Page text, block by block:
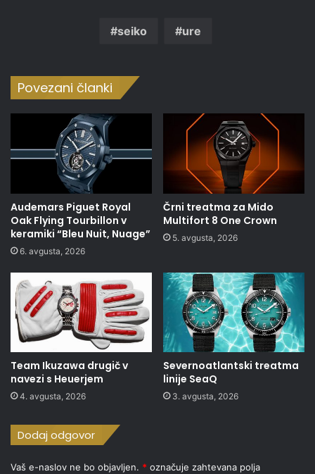
seiko ure
Povezani članki
Audemars Piguet Royal
Oak Flying Tourbillon v
keramiki “Bleu Nuit, Nuage”
6. avgusta, 2026
Črni treatma za Mido
Multifort 8 One Crown
5. avgusta, 2026
Team Ikuzawa drugič v
navezi s Heuerjem
4. avgusta, 2026
Severnoatlantski treatma
linije SeaQ
3. avgusta, 2026
Dodaj odgovor
Vaš e-naslov ne bo objavljen. * označuje zahtevana polja